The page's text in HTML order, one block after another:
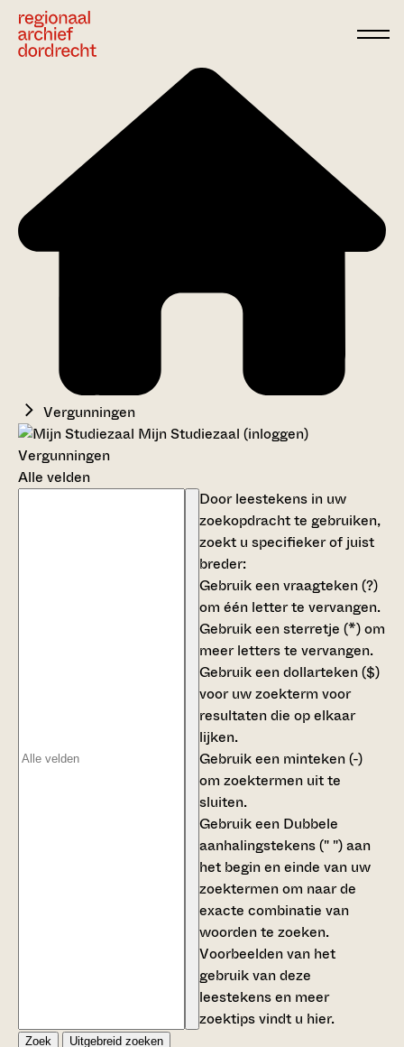
Vergunningen
Mijn Studiezaal (inloggen)
Vergunningen
Alle velden
Door leestekens in uw
zoekopdracht te gebruiken,
zoekt u specifieker of juist
breder:
Gebruik eenvraagteken (?)
om één letter te vervangen.
Gebruik eensterretje (*)om
meer letters te vervangen.
Gebruik eendollarteken ($)
voor uw zoekterm voor
resultaten die op elkaar
lijken.
Gebruik een minteken (-)
om zoektermen uit te
sluiten.
Gebruik een Dubbele
aanhalingstekens (" ")aan
het begin en einde van uw
zoektermen om naar de
exacte combinatie van
woorden te zoeken.
Voorbeelden van het
gebruik van deze
leestekens en meer
zoektips vindt u hier.
Zoek
Uitgebreid zoeken